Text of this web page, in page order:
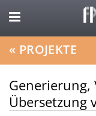
« PROJEKTE
Übersetzung